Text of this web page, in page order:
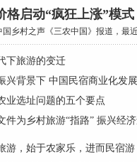
格启动“疯狂上涨”模式
村之声《三农中国》报道，最近
下旅游的变迁
兴背景下 中国民宿商业化发
业选址问题的五个要点
件为乡村旅游“指路” 振兴经
游，始于农家乐，进而民宿游